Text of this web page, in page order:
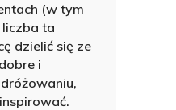
(w tym
ta
dzielić się ze
i